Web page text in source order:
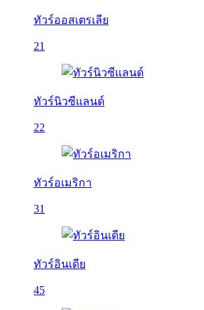
ทัวร์ออสเตรเลีย
21
ทัวร์นิวซีแลนด์
22
ทัวร์อเมริกา
31
ทัวร์อินเดีย
45